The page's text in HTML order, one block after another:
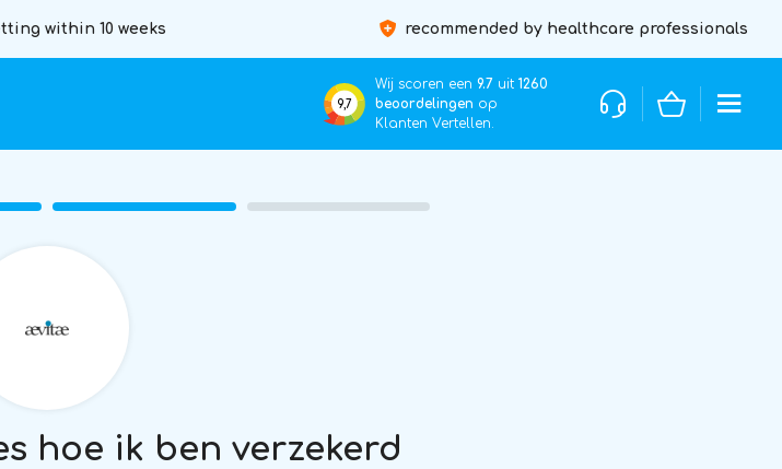
within 10 weeks recommended by healthcare professionals
9,7
Wij scoren een 9.7 uit 1260
beoordelingen op
Klanten Vertellen.
hoe ik ben verzekerd